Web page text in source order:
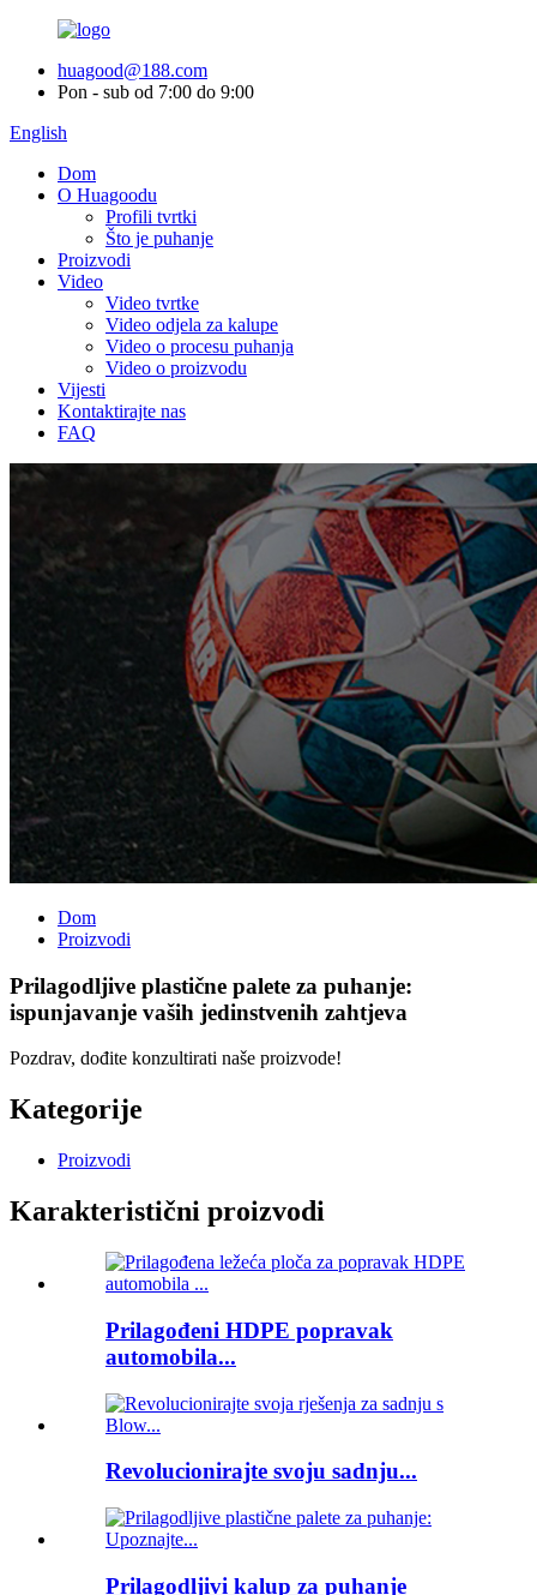
huagood@188.com
Pon - sub od 7:00 do 9:00
English
Dom
O Huagoodu
Profili tvrtki
Što je puhanje
Proizvodi
Video
Video tvrtke
Video odjela za kalupe
Video o procesu puhanja
Video o proizvodu
Vijesti
Kontaktirajte nas
FAQ
Dom
Proizvodi
Prilagodljive plastične palete za puhanje:
ispunjavanje vaših jedinstvenih zahtjeva
Pozdrav, dođite konzultirati naše proizvode!
Kategorije
Proizvodi
Karakteristični proizvodi
Prilagođeni HDPE popravak
automobila...
Revolucionirajte svoju sadnju...
Prilagodljivi kalup za puhanje